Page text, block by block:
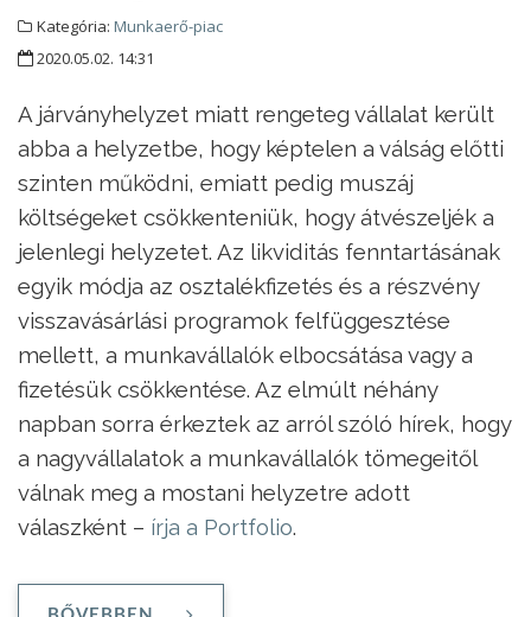
Kategória: Munkaerő-piac
2020.05.02. 14:31
A járványhelyzet miatt rengeteg vállalat került
abba a helyzetbe, hogy képtelen a válság előtti
szinten működni, emiatt pedig muszáj
költségeket csökkenteniük, hogy átvészeljék a
jelenlegi helyzetet. Az likviditás fenntartásának
egyik módja az osztalékfizetés és a részvény
visszavásárlási programok felfüggesztése
mellett, a munkavállalók elbocsátása vagy a
fizetésük csökkentése. Az elmúlt néhány
napban sorra érkeztek az arról szóló hírek, hogy
a nagyvállalatok a munkavállalók tömegeitől
válnak meg a mostani helyzetre adott
válaszként – írja a Portfolio.